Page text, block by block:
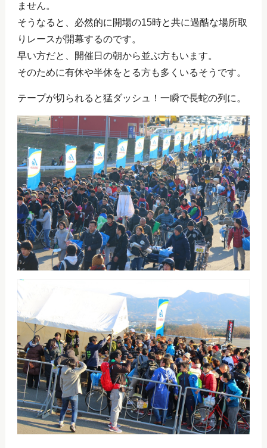
ません。
そうなると、必然的に開場の15時と共に過酷な場所取
りレースが開幕するのです。
早い方だと、開催日の朝から並ぶ方もいます。
そのために有休や半休をとる方も多くいるそうです。
テープが切られると猛ダッシュ！一瞬で長蛇の列に。